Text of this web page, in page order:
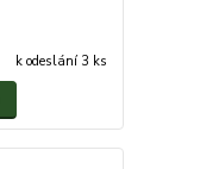
k odeslání 3 ks